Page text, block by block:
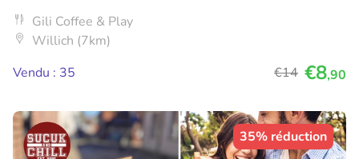
Gili Coffee & Play
Willich (7km)
Vendu : 35
€14 €8,90
35% réduction